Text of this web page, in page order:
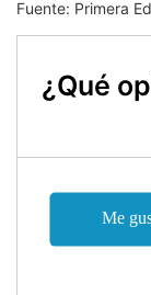
Fuente: Primera
¿Qué